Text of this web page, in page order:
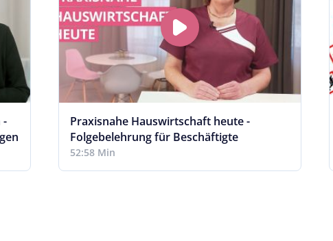
-
Praxisnahe Hauswirtschaft heute -
Folgebelehrung für Beschäftigte
52:58 Min